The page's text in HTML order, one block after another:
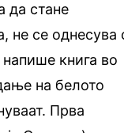
да стане
не се однесува
книга во
на белото
Прва